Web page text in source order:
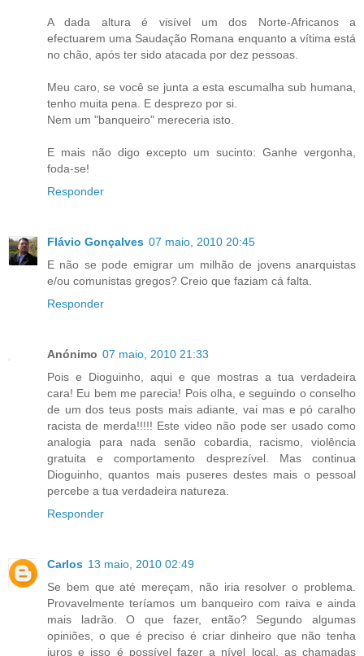
A dada altura é visível um dos Norte-Africanos a
efectuarem uma Saudação Romana enquanto a vítima está
no chão, após ter sido atacada por dez pessoas.
Meu caro, se você se junta a esta escumalha sub humana,
tenho muita pena. E desprezo por si.
Nem um "banqueiro" mereceria isto.
E mais não digo excepto um sucinto: Ganhe vergonha,
foda-se!
Responder
Flávio Gonçalves 07 maio, 2010 20:45
E não se pode emigrar um milhão de jovens anarquistas
e/ou comunistas gregos? Creio que faziam cá falta.
Responder
Anónimo 07 maio, 2010 21:33
Pois e Dioguinho, aqui e que mostras a tua verdadeira
cara! Eu bem me parecia! Pois olha, e seguindo o conselho
de um dos teus posts mais adiante, vai mas e pó caralho
racista de merda!!!!! Este video não pode ser usado como
analogia para nada senão cobardia, racismo, violência
gratuita e comportamento desprezível. Mas continua
Dioguinho, quantos mais puseres destes mais o pessoal
percebe a tua verdadeira natureza.
Responder
Carlos 13 maio, 2010 02:49
Se bem que até mereçam, não iria resolver o problema.
Provavelmente teríamos um banqueiro com raiva e ainda
mais ladrão. O que fazer, então? Segundo algumas
opiniões, o que é preciso é criar dinheiro que não tenha
juros e isso é possível fazer a nível local, as chamadas